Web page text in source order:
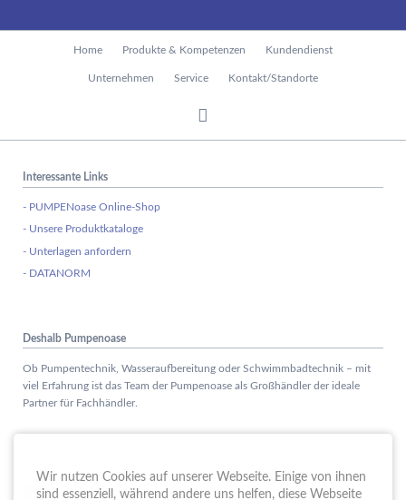
Home Produkte & Kompetenzen Kundendienst
Unternehmen Service Kontakt/Standorte
Interessante Links
- PUMPENoase Online-Shop
- Unsere Produktkataloge
- Unterlagen anfordern
- DATANORM
Deshalb Pumpenoase
Ob Pumpentechnik, Wasseraufbereitung oder Schwimmbadtechnik – mit
viel Erfahrung ist das Team der Pumpenoase als Großhändler der ideale
Partner für Fachhändler.
15. Schule trifft Wirtschaft bei der PUMPENoase!
Wir nutzen Cookies auf unserer Webseite. Einige von ihnen
sind essenziell, während andere uns helfen, diese Webseite